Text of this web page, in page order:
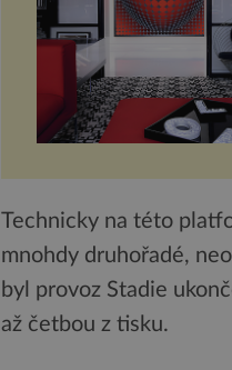
Technicky na této
mnohdy druhořadé,
byl provoz Stadie
až četbou z tisku.